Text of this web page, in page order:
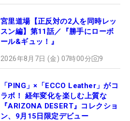
宮里道場【正反対の2人を同時レッ
スン編】第11話／『勝手にローボ
ール&ギュッ！』
2026年8月7日 (金) 07時00分 9
「PING」×「ECCO Leather」がコ
ラボ！ 経年変化を楽しむ上質な
『ARIZONA DESERT』コレクショ
ン、9月15日限定デビュー